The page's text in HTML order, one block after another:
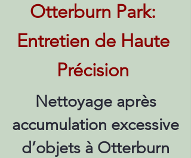
Otterburn Park:
Entretien de Haute
Précision
Nettoyage après
accumulation excessive
d’objets à Otterburn